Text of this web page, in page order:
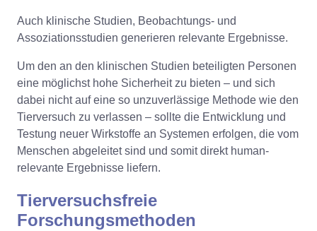
Auch klinische Studien, Beobachtungs- und
Assoziationsstudien generieren relevante Ergebnisse.
Um den an den klinischen Studien beteiligten Personen
eine möglichst hohe Sicherheit zu bieten – und sich
dabei nicht auf eine so unzuverlässige Methode wie den
Tierversuch zu verlassen – sollte die Entwicklung und
Testung neuer Wirkstoffe an Systemen erfolgen, die vom
Menschen abgeleitet sind und somit direkt human-
relevante Ergebnisse liefern.
Tierversuchsfreie
Forschungsmethoden